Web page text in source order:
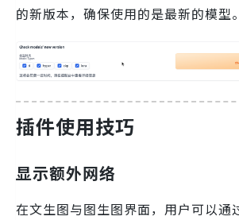
的新版本，确保使用的是最新的模型。
插件使用技巧
显示额外网络
在文生图与图生图界面，用户可以通